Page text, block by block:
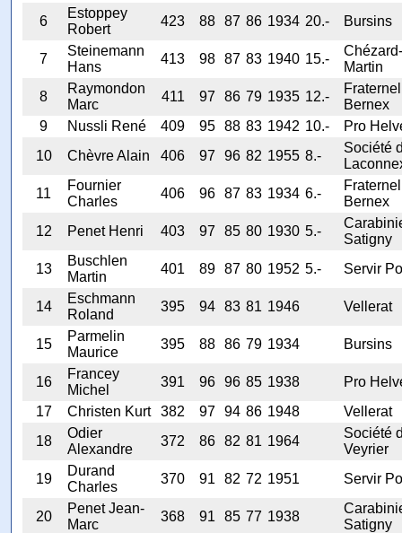
6
Estoppey
Robert
423 88 87 86 1934 20.- Bursins
7
Steinemann
Hans
413 98 87 83 1940 15.-
Martin
8
Raymondon
Marc
411 97 86 79 1935 12.-
Bernex
9
Nussli René 409 95 88 83 1942 10.-
Pro
10
Chèvre Alain 406 97 96 82 1955 8.-
Société
11
Fournier
Charles
406 96 87 83 1934 6.-
Bernex
12
Penet Henri 403 97 85 80 1930 5.-
Satigny
13
Buschlen
Martin
401 89 87 80 1952 5.- Servir
14
Eschmann
Roland
395 94 83 81 1946 Vellerat
15
Parmelin
Maurice
395 88 86 79 1934 Bursins
16
Francey
Michel
391 96 96 85 1938
Pro
17
Christen Kurt 382 97 94 86 1948
Vellerat
18
Odier
Alexandre
372 86 82 81 1964
Société
Veyrier
19
Durand
Charles
370 91 82 72 1951 Servir
20
Penet Jean-
Marc
368 91 85 77 1938
Satigny